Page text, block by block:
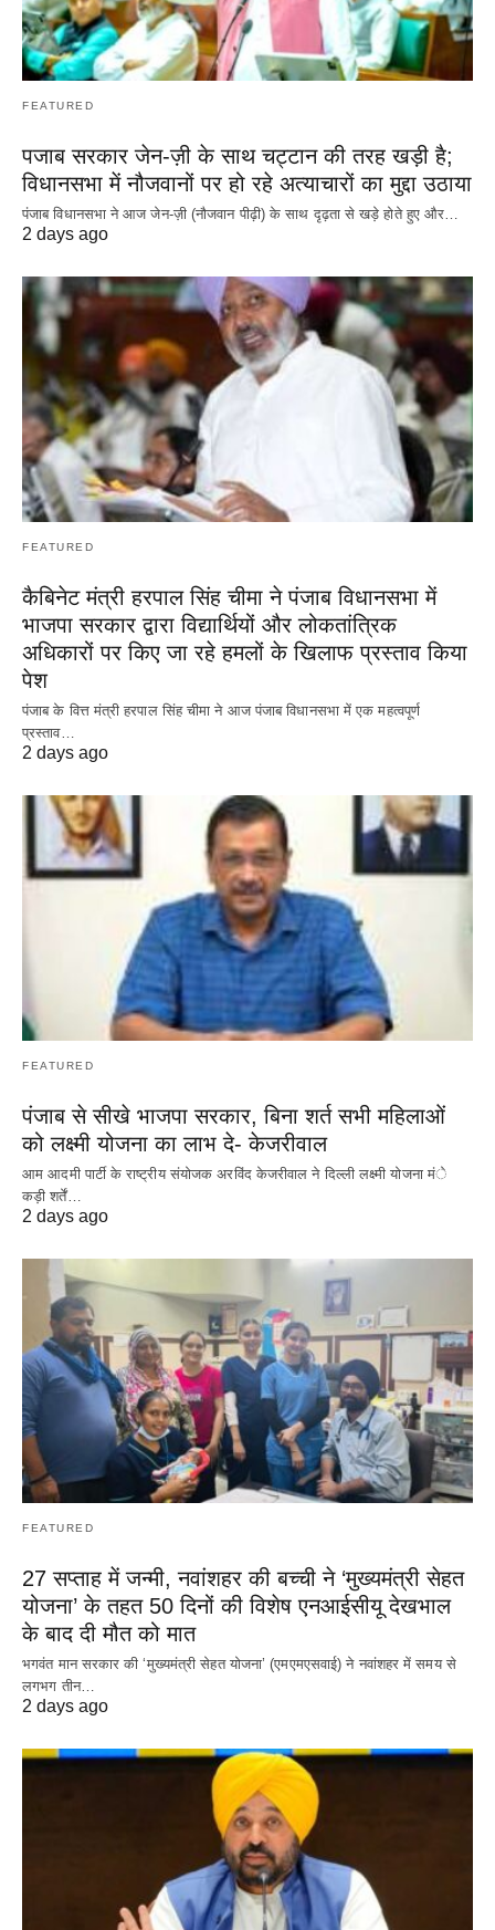
FEATURED
पजाब सरकार जेन-ज़ी के साथ चट्टान की तरह खड़ी है;
विधानसभा में नौजवानों पर हो रहे अत्याचारों का मुद्दा उठाया
पंजाब विधानसभा ने आज जेन-ज़ी (नौजवान पीढ़ी) के साथ दृढ़ता से खड़े होते हुए और…
2 days ago
FEATURED
कैबिनेट मंत्री हरपाल सिंह चीमा ने पंजाब विधानसभा में
भाजपा सरकार द्वारा विद्यार्थियों और लोकतांत्रिक
अधिकारों पर किए जा रहे हमलों के खिलाफ प्रस्ताव किया
पेश
पंजाब के वित्त मंत्री हरपाल सिंह चीमा ने आज पंजाब विधानसभा में एक महत्वपूर्ण
प्रस्ताव…
2 days ago
FEATURED
पंजाब से सीखे भाजपा सरकार, बिना शर्त सभी महिलाओं
को लक्ष्मी योजना का लाभ दे- केजरीवाल
आम आदमी पार्टी के राष्ट्रीय संयोजक अरविंद केजरीवाल ने दिल्ली लक्ष्मी योजना मंे
कड़ी शर्तें…
2 days ago
FEATURED
27 सप्ताह में जन्मी, नवांशहर की बच्ची ने ‘मुख्यमंत्री सेहत
योजना’ के तहत 50 दिनों की विशेष एनआईसीयू देखभाल
के बाद दी मौत को मात
भगवंत मान सरकार की ‘मुख्यमंत्री सेहत योजना’ (एमएमएसवाई) ने नवांशहर में समय से
लगभग तीन…
2 days ago